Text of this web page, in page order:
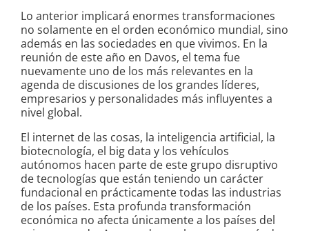
Lo anterior implicará enormes transformaciones
no solamente en el orden económico mundial, sino
además en las sociedades en que vivimos. En la
reunión de este año en Davos, el tema fue
nuevamente uno de los más relevantes en la
agenda de discusiones de los grandes líderes,
empresarios y personalidades más influyentes a
nivel global.
El internet de las cosas, la inteligencia artificial, la
biotecnología, el big data y los vehículos
autónomos hacen parte de este grupo disruptivo
de tecnologías que están teniendo un carácter
fundacional en prácticamente todas las industrias
de los países. Esta profunda transformación
económica no afecta únicamente a los países del